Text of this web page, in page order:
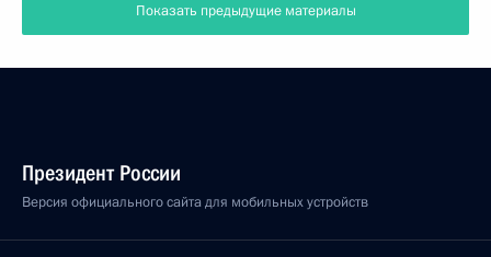
Показать предыдущие материалы
Президент России
Версия официального сайта для мобильных устройств